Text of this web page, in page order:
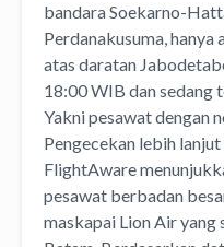
bandara Soekarno-
Perdanakusuma, hanya
atas daratan
18:00 WIB dan sedang
Yakni pesawat dengan
Pengecekan lebih
FlightAware
pesawat berbadan
maskapai Lion Air yang